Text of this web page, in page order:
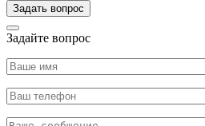
Задать вопрос
Задайте вопрос